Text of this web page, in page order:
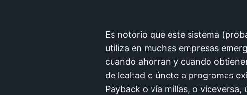
Es notorio que este sistema
utiliza en muchas empresas
cuando ahorran y cuando
de lealtad o únete a programas
Payback o vía millas, o